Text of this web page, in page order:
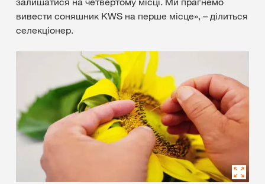
вивести соняшник KWS на перше місце», – ділиться
селекціонер.